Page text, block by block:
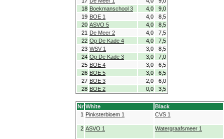
18 Boekmanschool 3 4,0
9,0
19 BOE 1 4,0
8,5
20 ASVO 5 4,0
8,5
21 De Meer 2 4,0
7,5
22 Op De Kade 4 4,0
7,5
23 WSV 1 3,0
8,5
24 Op De Kade 3 3,0
7,0
25 BOE 4 3,0
6,5
26 BOE 5 3,0
6,5
27 BOE 3 2,0
6,0
28 BOE 2 0,0 3,5
Nr White
Black
1 Pinksterbloem 1 CVS 1
2 ASVO 1 Watergraafsmeer 1